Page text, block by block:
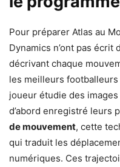
Pour préparer Atlas au
Dynamics n’ont pas
décrivant chaque
les meilleurs
joueur étudie des
d’abord enregistré leurs
de mouvement, cette
qui traduit les
numériques. Ces